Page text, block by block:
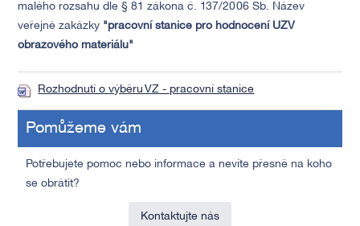
malého rozsahu dle § 81 zákona č. 137/2006 Sb. Název
veřejné zakázky "pracovní stanice pro hodnocení UZV
obrazového materiálu"
Rozhodnutí o výběru VZ - pracovní stanice
Pomůžeme vám
Potřebujete pomoc nebo informace a nevíte přesně na koho
se obrátit?
Kontaktujte nás